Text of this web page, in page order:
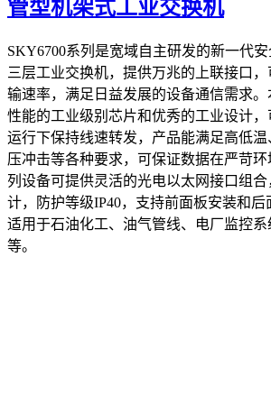
管型机架式工业交换机
SKY6700系列是宽域自主研发的新一代
三层工业交换机，提供万兆的上联接口
输速率，满足日益发展的设备通信需求
性能的工业级别芯片和优秀的工业设计
运行下保持线速转发，产品能满足高低
压冲击等各种要求，可保证数据在严苛
列设备可提供灵活的光电以太网接口组
计，防护等级IP40，支持前面板安装和后
适用于石油化工、油气管线、电厂监控
等。